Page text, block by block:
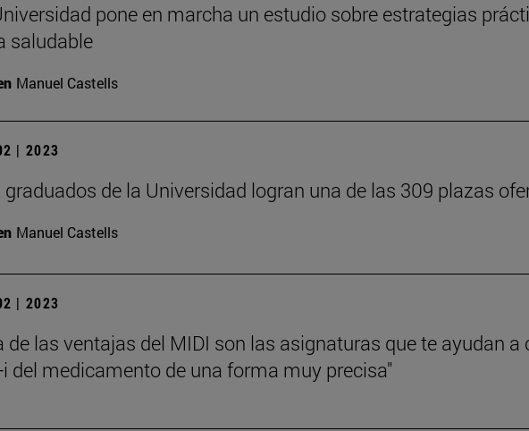
pone en marcha un estudio sobre estrategias
saludable
Manuel Castells
| 2023
graduados de la Universidad logran una de las 309 plazas
Manuel Castells
| 2023
de las ventajas del MIDI son las asignaturas que te ayudan
del medicamento de una forma muy precisa"